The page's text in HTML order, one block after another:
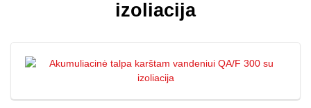
izoliacija